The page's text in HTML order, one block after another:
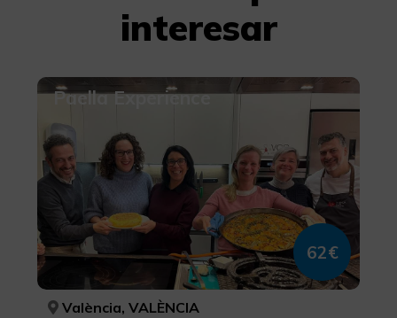
interesar
Paella Experience
62€
València, VALÈNCIA